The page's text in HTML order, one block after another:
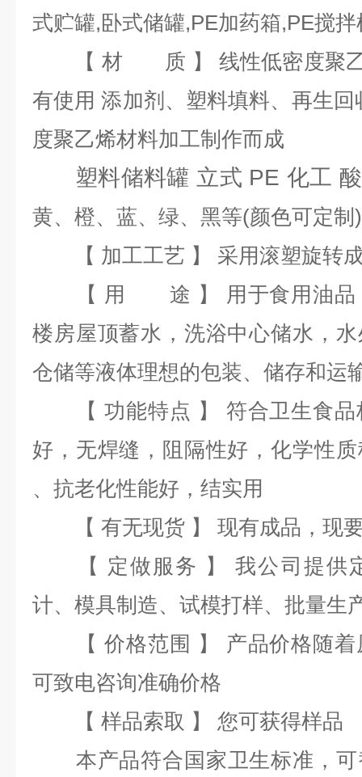
式贮罐,卧式储罐,PE加药箱,PE搅
【 材 质 】 线性低密度聚乙
有使用 添加剂、塑料填料、再生
度聚乙烯材料加工制作而成
塑料储料罐 立式 PE 化工
黄、橙、蓝、绿、黑等(颜色可定制)
【 加工工艺 】 采用滚塑旋转
【 用 途 】 用于食用油品，
楼房屋顶蓄水，洗浴中心储水，
仓储等液体理想的包装、储存和运
【 功能特点 】 符合卫生食品
好，无焊缝，阻隔性好，化学性
、抗老化性能好，结实用
【 有无现货 】 现有成品，现
【 定做服务 】 我公司提供
计、模具制造、试模打样、批量生
【 价格范围 】 产品价格随着
可致电咨询准确价格
【 样品索取 】 您可获得样品
本产品符合国家卫生标准，